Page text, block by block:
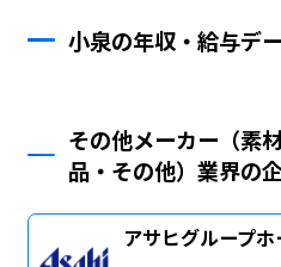
小泉の年収・給与デ
その他メーカー（素
品・その他）業界の
アサヒグループ